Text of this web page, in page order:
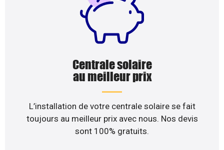
Centrale solaire
au meilleur prix
L’installation de votre centrale solaire se fait
toujours au meilleur prix avec nous. Nos devis
sont 100% gratuits.